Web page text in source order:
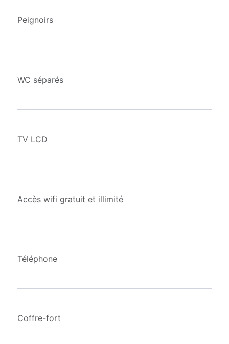
Peignoirs
WC séparés
TV LCD
Accès wifi gratuit et illimité
Téléphone
Coffre-fort